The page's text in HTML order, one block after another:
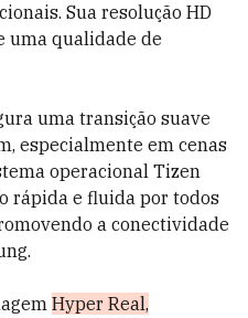
Sua resolução HD
uma qualidade de
uma transição suave
especialmente em cenas
operacional Tizen
rápida e fluida por todos
a conectividade
Hyper Real,